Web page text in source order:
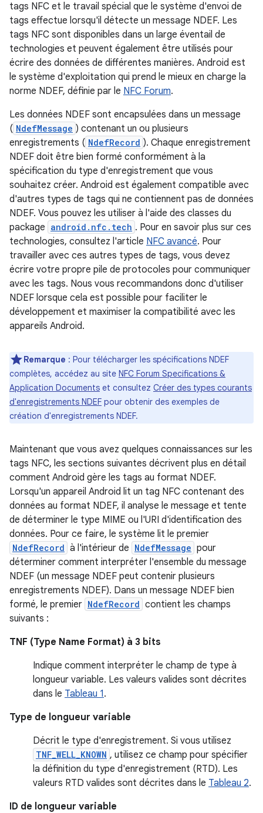
tags NFC et le travail spécial que le système d'envoi de
tags effectue lorsqu'il détecte un message NDEF. Les
tags NFC sont disponibles dans un large éventail de
technologies et peuvent également être utilisés pour
écrire des données de différentes manières. Android est
le système d'exploitation qui prend le mieux en charge la
norme NDEF, définie par le NFC Forum.
Les données NDEF sont encapsulées dans un message
( NdefMessage ) contenant un ou plusieurs
enregistrements ( NdefRecord ). Chaque enregistrement
NDEF doit être bien formé conformément à la
spécification du type d'enregistrement que vous
souhaitez créer. Android est également compatible avec
d'autres types de tags qui ne contiennent pas de données
NDEF. Vous pouvez les utiliser à l'aide des classes du
package android.nfc.tech . Pour en savoir plus sur ces
technologies, consultez l'article NFC avancé. Pour
travailler avec ces autres types de tags, vous devez
écrire votre propre pile de protocoles pour communiquer
avec les tags. Nous vous recommandons donc d'utiliser
NDEF lorsque cela est possible pour faciliter le
développement et maximiser la compatibilité avec les
appareils Android.
Remarque : Pour télécharger les spécifications NDEF
complètes, accédez au site NFC Forum Specifications &
Application Documents et consultez Créer des types courants
d'enregistrements NDEF pour obtenir des exemples de
création d'enregistrements NDEF.
Maintenant que vous avez quelques connaissances sur les
tags NFC, les sections suivantes décrivent plus en détail
comment Android gère les tags au format NDEF.
Lorsqu'un appareil Android lit un tag NFC contenant des
données au format NDEF, il analyse le message et tente
de déterminer le type MIME ou l'URI d'identification des
données. Pour ce faire, le système lit le premier
NdefRecord à l'intérieur de NdefMessage pour
déterminer comment interpréter l'ensemble du message
NDEF (un message NDEF peut contenir plusieurs
enregistrements NDEF). Dans un message NDEF bien
formé, le premier NdefRecord contient les champs
suivants :
TNF (Type Name Format) à 3 bits
Indique comment interpréter le champ de type à
longueur variable. Les valeurs valides sont décrites
dans le Tableau 1.
Type de longueur variable
Décrit le type d'enregistrement. Si vous utilisez
TNF_WELL_KNOWN , utilisez ce champ pour spécifier
la définition du type d'enregistrement (RTD). Les
valeurs RTD valides sont décrites dans le Tableau 2.
ID de longueur variable